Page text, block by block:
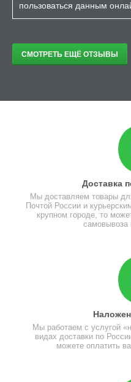
пользоваться данным
СМОТРЕТЬ ЕЩЁ ОТЗЫВЫ
Доставка
Мы доставляем товары
Почтой России и
крупном городе, то
самовывоза
Мы работаем с услугой
видах доставки по
можете оплатить